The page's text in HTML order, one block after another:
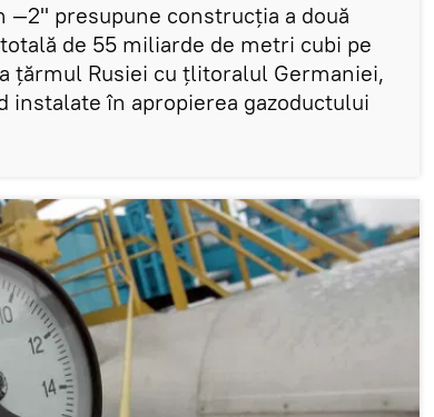
—2" presupune construcția a două
de 55 miliarde de metri cubi pe
țărmul Rusiei cu țlitoralul Germaniei,
instalate în apropierea gazoductului